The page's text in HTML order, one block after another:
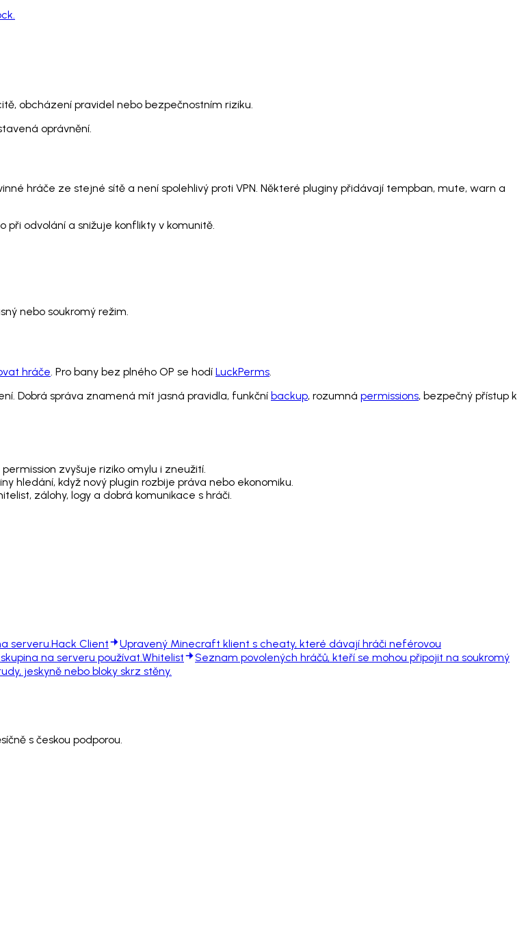
obcházení pravidel nebo bezpečnostním riziku.
oprávnění.
hráče ze stejné sítě a není spolehlivý proti VPN. Některé pluginy přidávají tempban, mute, warn a
odvolání a snižuje konflikty v komunitě.
nebo soukromý režim.
hráče. Pro bany bez plného OP se hodí LuckPerms.
Dobrá správa znamená mít jasná pravidla, funkční backup, rozumná permissions, bezpečný přístup k
zvyšuje riziko omylu i zneužití.
hledání, když nový plugin rozbije práva nebo ekonomiku.
zálohy, logy a dobrá komunikace s hráči.
serveru.Hack Client
Upravený Minecraft klient s cheaty, které dávají hráči neférovou
na serveru používat.Whitelist
Seznam povolených hráčů, kteří se mohou připojit na soukromý
jeskyně nebo bloky skrz stěny.
s českou podporou.